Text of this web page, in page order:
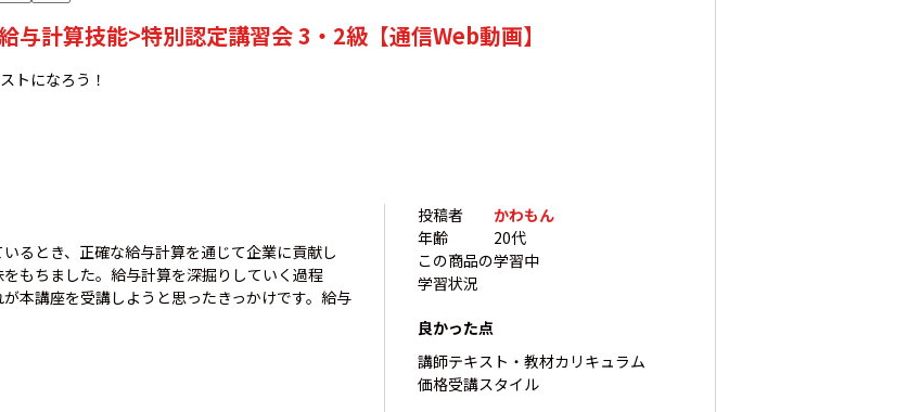
与計算技能>特別認定講習会 3・2級【通信Web動画】
トになろう！
るとき、正確な給与計算を通じて企業に貢献し
もちました。給与計算を深掘りしていく過程
本講座を受講しようと思ったきっかけです。給与
投稿者
かわもん
年齢
20代
この商品の
学習状況
学習中
良かった点
講師テキスト・教材カリキュラム
価格受講スタイル